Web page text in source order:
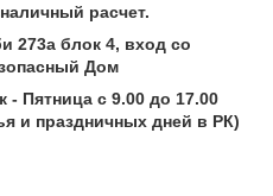
расчет.
273а блок 4, вход со
Дом
Пятница с 9.00 до 17.00
и праздничных дней в РК)